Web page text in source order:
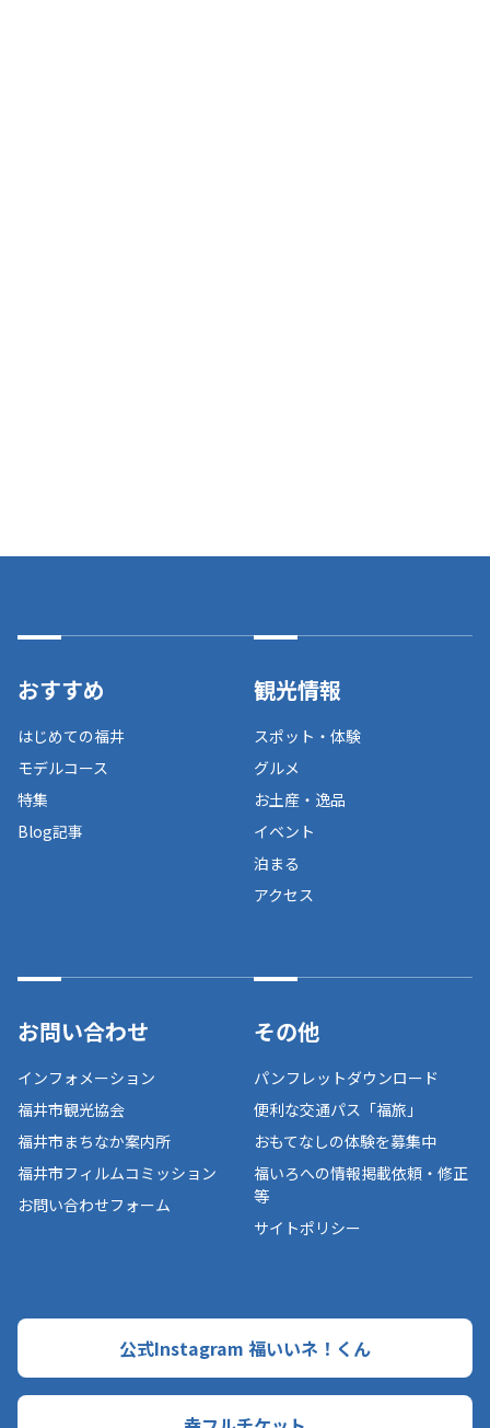
おすすめ
はじめての福井
モデルコース
特集
Blog記事
観光情報
スポット・体験
グルメ
お土産・逸品
イベント
泊まる
アクセス
お問い合わせ
インフォメーション
福井市観光協会
福井市まちなか案内所
福井市フィルムコミッション
お問い合わせフォーム
その他
パンフレットダウンロード
便利な交通パス「福旅」
おもてなしの体験を募集中
福いろへの情報掲載依頼・修正
等
サイトポリシー
公式Instagram 福いいネ！くん